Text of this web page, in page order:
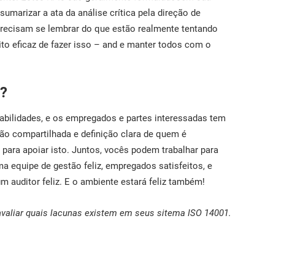
a ata da análise crítica pela direção de
se lembrar do que estão realmente tentando
eficaz de fazer isso – and e manter todos com o
e os empregados e partes interessadas tem
compartilhada e definição clara de quem é
apoiar isto. Juntos, vocês podem trabalhar para
equipe de gestão feliz, empregados satisfeitos, e
auditor feliz. E o ambiente estará feliz também!
quais lacunas existem em seus sitema ISO 14001.